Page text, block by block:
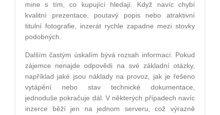
mine s tím, co kupující hledají. Když navíc chybí
kvalitní prezentace, poutavý popis nebo atraktivní
titulní fotografie, inzerát rychle zapadne mezi stovky
podobných.
Dalším častým úskalím bývá rozsah informací. Pokud
zájemce nenajde odpovědi na své základní otázky,
například jaké jsou náklady na provoz, jak je řešeno
vytápění nebo stav technické dokumentace,
jednoduše pokračuje dál. V některých případech navíc
inzerce běží jen na jednom serveru, což výrazně